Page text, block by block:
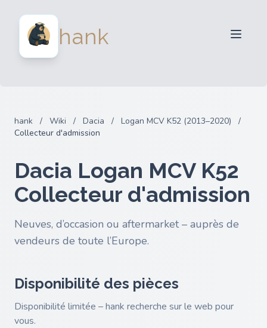
hank
Connexion
hank / Wiki / Dacia / Logan MCV K52 (2013–2020)
/
Collecteur d'admission
Dacia Logan MCV K52
Collecteur d'admission
Neuves, d’occasion ou aftermarket – auprès de
vendeurs de toute l’Europe.
Disponibilité des pièces
Disponibilité limitée – hank recherche sur le web pour
vous.